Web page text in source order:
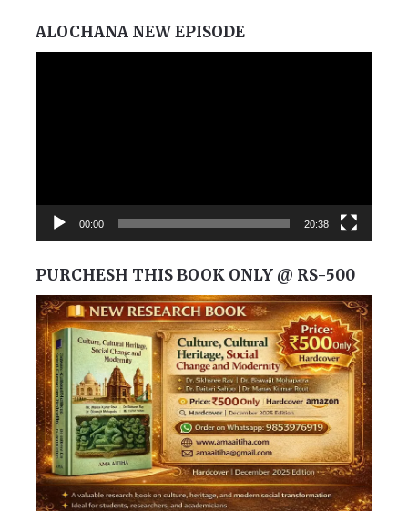
ALOCHANA NEW EPISODE
00:00 20:38
PURCHESH THIS BOOK ONLY @ RS-500